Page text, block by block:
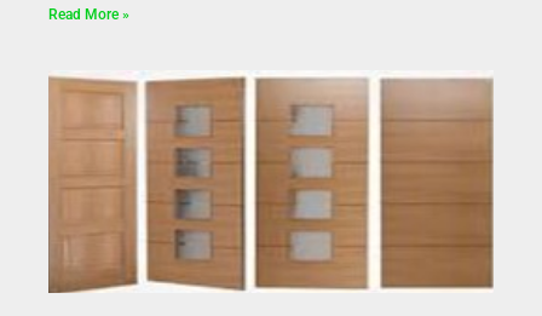
Read More »